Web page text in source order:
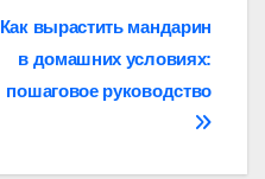
Как вырастить мандарин
в домашних условиях:
пошаговое руководство